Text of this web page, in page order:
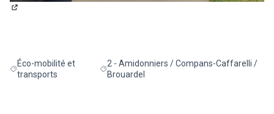
Filtrer les résultats de la catégorie : Éco-mobilité et transports
Éco-mobilité et
transports
Filtrer les résultats pour le secteur : 2 -
2 - Amidonniers / Compans-Caffarelli /
Brouardel